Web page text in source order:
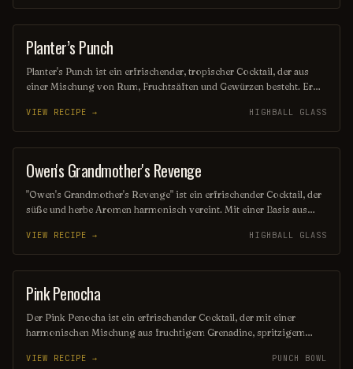
für warme Sommertage oder festliche Anlässe!
COCKTAIL
Planter’s Punch
Planter's Punch ist ein erfrischender, tropischer Cocktail, der aus
einer Mischung von Rum, Fruchtsäften und Gewürzen besteht. Er
Muskatnuss verfeinert, was ihm einen einzigartigen Geschmack
verleiht. Dieser Cocktail ist perfekt für sonnige Tage und vermittelt
das Gefühl von karibischer Entspannung.
VIEW RECIPE → HIGHBALL GLASS
ORDINARY DRINK
Owen's Grandmother's Revenge
"Owen's Grandmother's Revenge" ist ein erfrischender Cocktail, der
süße und herbe Aromen harmonisch vereint. Mit einer Basis aus
Kräuterlikör sorgt er für ein unvergessliches Geschmackserlebnis,
das an die Geheimnisse der Großmutter erinnert. Ideal für gesellige
Abende oder besondere Anlässe!
VIEW RECIPE → HIGHBALL GLASS
PUNCH / PARTY DRINK
Pink Penocha
Der Pink Penocha ist ein erfrischender Cocktail, der mit einer
harmonischen Mischung aus fruchtigem Grenadine, spritzigem
auffällige rosa Farbe und der süß-säuerliche Geschmack machen ihn
VIEW RECIPE → PUNCH BOWL